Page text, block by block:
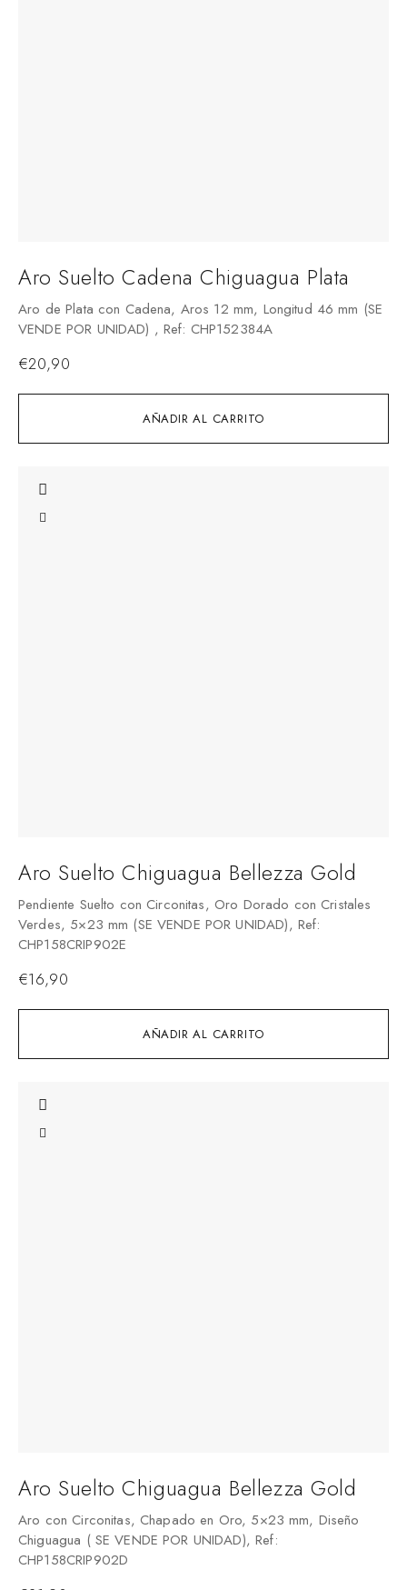
AÑADIR AL CARRITO
Aro Suelto Cadena Chiguagua Plata
Aro de Plata con Cadena, Aros 12 mm, Longitud 46 mm (SE
VENDE POR UNIDAD) , Ref: CHP152384A
€20,90
AÑADIR AL CARRITO
Aro Suelto Chiguagua Bellezza Gold
Pendiente Suelto con Circonitas, Oro Dorado con Cristales
Verdes, 5×23 mm (SE VENDE POR UNIDAD), Ref:
CHP158CRIP902E
€16,90
Aro Suelto Chiguagua Bellezza Gold
Aro con Circonitas, Chapado en Oro, 5×23 mm, Diseño
Chiguagua ( SE VENDE POR UNIDAD), Ref:
CHP158CRIP902D